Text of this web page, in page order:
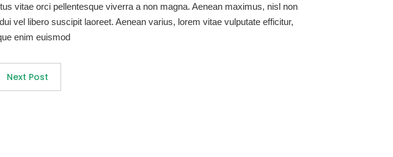
vitae orci pellentesque viverra a non magna. Aenean maximus, nisl non
vel libero suscipit laoreet. Aenean varius, lorem vitae vulputate efficitur,
enim euismod
Next Post